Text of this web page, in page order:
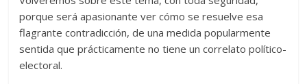
porque será apasionante ver cómo se resuelve esa
flagrante contradicción, de una medida popularmente
sentida que prácticamente no tiene un correlato político-
electoral.